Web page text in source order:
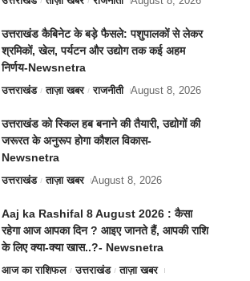
उत्तराखंड कैबिनेट के बड़े फैसले: पशुपालकों से लेकर
श्रमिकों, खेल, पर्यटन और उद्योग तक कई अहम
निर्णय-Newsnetra
उत्तराखंड ताज़ा खबर राजनीती August 8, 2026
उत्तराखंड को स्किल हब बनाने की तैयारी, उद्योगों की
जरूरत के अनुरूप होगा कौशल विकास-
Newsnetra
उत्तराखंड ताज़ा खबर August 8, 2026
Aaj ka Rashifal 8 August 2026 : कैसा
रहेगा आज आपका दिन ? आइए जानते हैं, आपकी राशि
के लिए क्या-क्या खास..?- Newsnetra
आज का राशिफल उत्तराखंड
ताज़ा खबर